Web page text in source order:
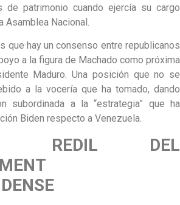
de patrimonio cuando ejercía su cargo
Nacional.
que hay un consenso entre republicanos
a la figura de Machado como próxima
Maduro. Una posición que no se
a la vocería que ha tomado, dando
subordinada a la “estrategia” que ha
Biden respecto a Venezuela.
REDIL DEL